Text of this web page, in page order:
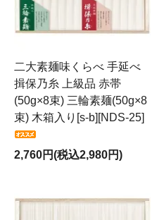
二大素麺味くらべ 手延べ
揖保乃糸 上級品 赤帯
(50g×8束) 三輪素麺(50g×8
束) 木箱入り[s-b][NDS-25]
2,760円(税込2,980円)